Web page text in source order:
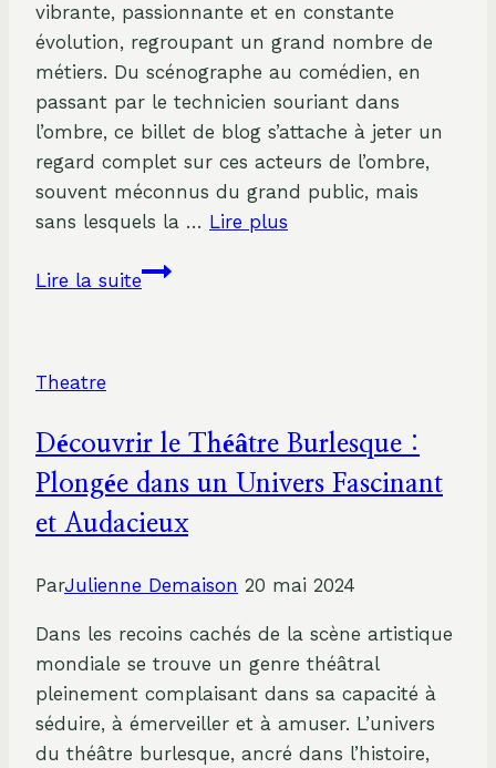
vibrante, passionnante et en constante
évolution, regroupant un grand nombre de
métiers. Du scénographe au comédien, en
passant par le technicien souriant dans
l’ombre, ce billet de blog s’attache à jeter un
regard complet sur ces acteurs de l’ombre,
souvent méconnus du grand public, mais
sans lesquels la … Lire plus
Lire la suiteExploration
Theatre
Découvrir le Théâtre Burlesque :
Plongée dans un Univers Fascinant
et Audacieux
ParJulienne Demaison 20 mai 2024
Dans les recoins cachés de la scène artistique
mondiale se trouve un genre théâtral
pleinement complaisant dans sa capacité à
séduire, à émerveiller et à amuser. L’univers
du théâtre burlesque, ancré dans l’histoire,